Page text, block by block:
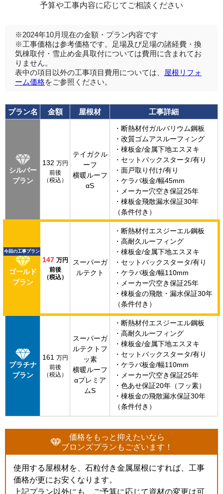
予算や工事内容に応じてご相談ください
※2024年10月現在の金額・プラン内容です
※工事価格は参考価格です。足場及び足場の諸経費・換
気棟取付・雪止め金具取付については費用に含まれてお
りません。
表中の項目以外の工事項目費用については、
屋根リフォ
ーム価格をご参照ください。
プラン名 金額 屋根材 工事詳細
シルバー
プラン
132 万円
前後
（税込）
テイガクル
ーフ
横暖ルーフ
αS
・断熱材付ガルバリウム鋼板
・改質ゴムアスルーフィング
・棟板金/金属下地エスヌキ
・セットバックスタータ/有り
・面戸取り付け/有り
・ケラバ板金/幅45mm
・メーカー穴空き保証25年
・棟板金飛散漏水保証30年
（条件付き）
今回の工事プラン
ゴールド
プラン
147 万円
前後
（税込）
スーパーガ
ルテクト
・断熱材付エスジーエル鋼板
・高耐久ルーフィング
・棟板金/金属下地エスヌキ
・セットバックスタータ/有り
・ケラバ板金/幅110mm
・メーカー穴空き保証25年
・棟板金の飛散・漏水保証30年
（条件付き）
プラチナ
プラン
161 万円
前後
（税込）
スーパーガ
ルテクトフ
ッ素
横暖ルーフ
αプレミア
ムS
・断熱材付エスジーエル鋼板
・高耐久ルーフィング
・棟板金/金属下地エスヌキ
・セットバックスタータ/有り
・ケラバ板金/幅110mm
・メーカー穴空き保証25年
・色あせ保証20年（フッ素）
・棟板金の飛散漏水保証30年
（条件付き）
価格をもっと抑えたいなら
ブロンズプランもございます！
使用する屋根材を、石粒付き金属屋根にすれば、工事
価格が更にお安くなります。
上記プラン以外にも、ご予算に応じて資材の変更は可